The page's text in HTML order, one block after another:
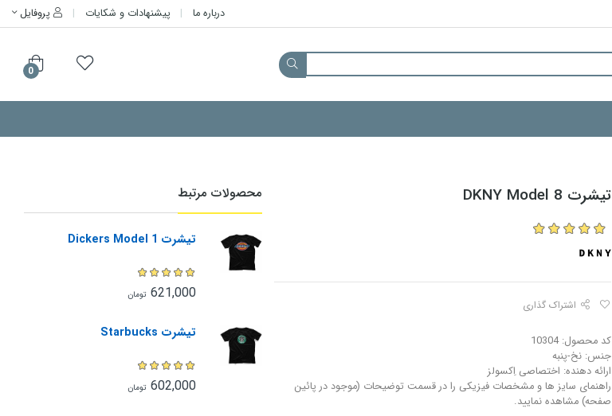
پروفایل درباره ما پیشنهادات و شکایات
0
تیشرت DKNY Model 8
اشتراک گذاری
کد محصول: 10304
جنس: نخ-پنبه
ارائه دهنده: اختصاصی اِکسولز
راهنمای سایز ها و مشخصات فیزیکی را در قسمت توضیحات (موجود در پائین
صفحه) مشاهده نمایید.
محصولات مرتبط
تیشرت Dickers Model 1
621,000 تومان
تیشرت Starbucks
602,000 تومان